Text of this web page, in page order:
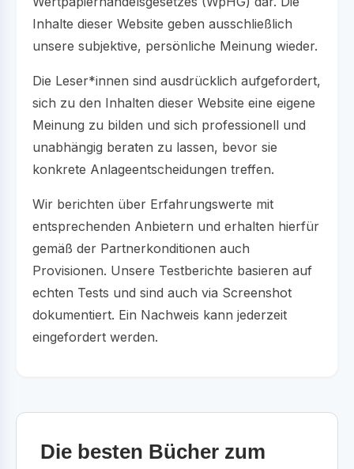
Inhalte dieser Website geben ausschließlich
unsere subjektive, persönliche Meinung wieder.
Die Leser*innen sind ausdrücklich aufgefordert,
sich zu den Inhalten dieser Website eine eigene
Meinung zu bilden und sich professionell und
unabhängig beraten zu lassen, bevor sie
konkrete Anlageentscheidungen treffen.
Wir berichten über Erfahrungswerte mit
entsprechenden Anbietern und erhalten hierfür
gemäß der Partnerkonditionen auch
Provisionen. Unsere Testberichte basieren auf
echten Tests und sind auch via Screenshot
dokumentiert. Ein Nachweis kann jederzeit
eingefordert werden.
Die besten Bücher zum